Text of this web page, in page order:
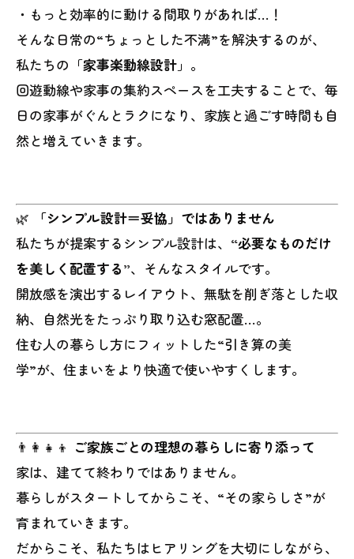
・もっと効率的に動ける間取りがあれば…！
そんな日常の“ちょっとした不満”を解決するのが、
私たちの「家事楽動線設計」。
回遊動線や家事の集約スペースを工夫することで、毎
日の家事がぐんとラクになり、家族と過ごす時間も自
然と増えていきます。
🌿
「シンプル設計＝妥協」ではありません
私たちが提案するシンプル設計は、 “必要なものだけ
を美しく配置する”、そんなスタイルです。
開放感を演出するレイアウト、無駄を削ぎ落とした収
納、自然光をたっぷり取り込む窓配置…。
住む人の暮らし方にフィットした“引き算の美
学”が、住まいをより快適で使いやすくします。
👨‍👩‍👧‍👦 ご家族ごとの理想の暮らしに寄り添って
家は、建てて終わりではありません。
暮らしがスタートしてからこそ、“その家らしさ”が
育まれていきます。
だからこそ、私たちはヒアリングを大切にしながら、